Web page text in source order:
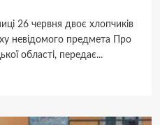
26 червня двоє хлопчиків
невідомого предмета Про
області, передає...